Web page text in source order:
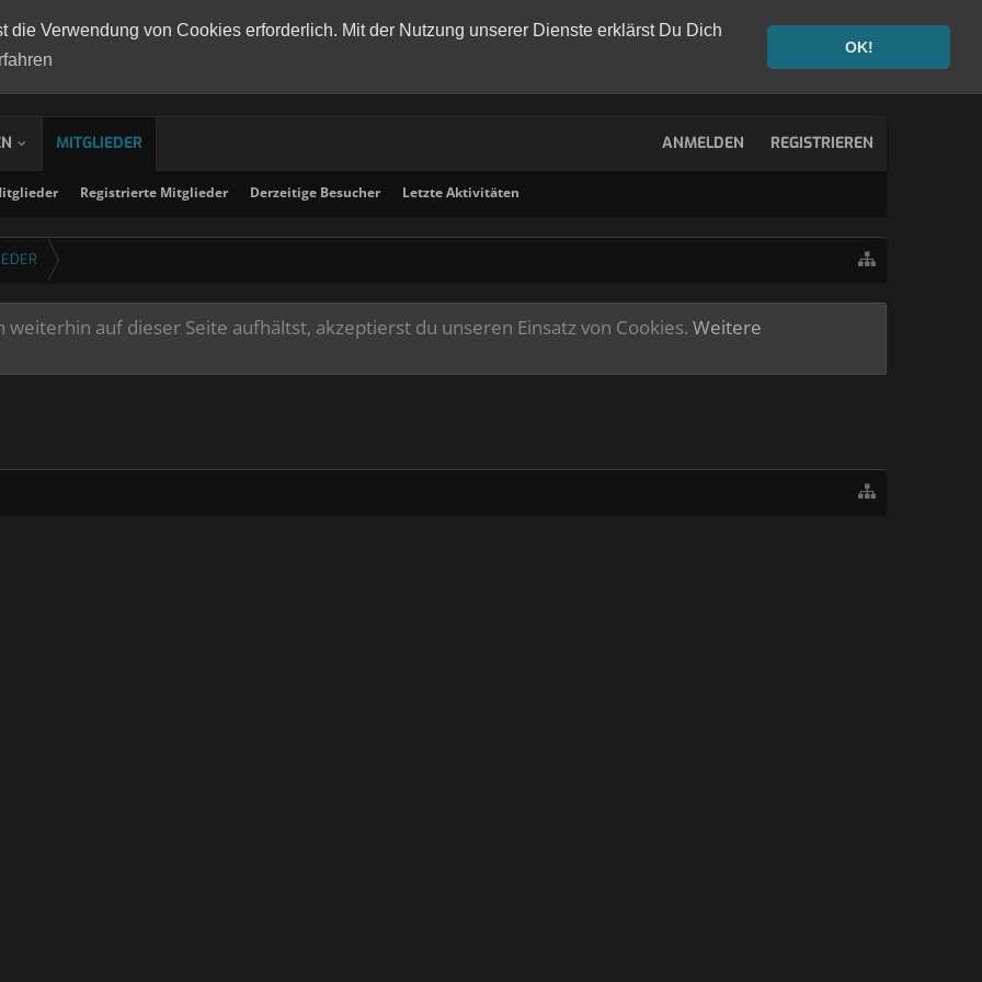
Verwendung von Cookies erforderlich. Mit der Nutzung unserer Dienste erklärst Du Dich
OK!
MITGLIEDER
Registrierte Mitglieder Derzeitige Besucher Letzte Aktivitäten
ANMELDEN REGISTRIEREN
auf dieser Seite aufhältst, akzeptierst du unseren Einsatz von Cookies. Weitere